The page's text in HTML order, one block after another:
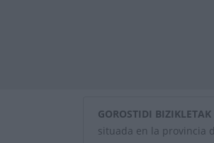
GOROSTIDI BIZIKLETAK
situada en la provincia